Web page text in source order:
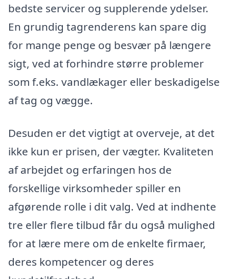
bedste servicer og supplerende ydelser.
En grundig tagrenderens kan spare dig
for mange penge og besvær på længere
sigt, ved at forhindre større problemer
som f.eks. vandlækager eller beskadigelse
af tag og vægge.
Desuden er det vigtigt at overveje, at det
ikke kun er prisen, der vægter. Kvaliteten
af arbejdet og erfaringen hos de
forskellige virksomheder spiller en
afgørende rolle i dit valg. Ved at indhente
tre eller flere tilbud får du også mulighed
for at lære mere om de enkelte firmaer,
deres kompetencer og deres